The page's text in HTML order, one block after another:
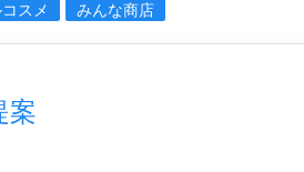
スメ みんな商店
案